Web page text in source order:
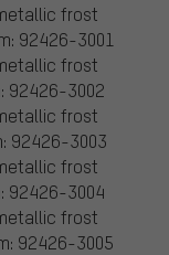
frost
92426-3001
frost
92426-3002
frost
92426-3003
frost
92426-3004
frost
92426-3005